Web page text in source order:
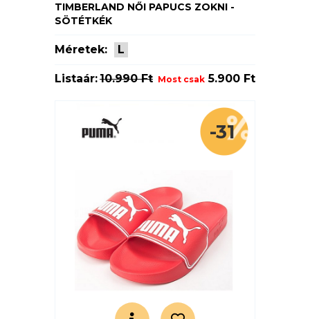
TIMBERLAND NŐI PAPUCS ZOKNI -
SÖTÉTKÉK
Méretek: L
Listaár:10.990 Ft Most csak 5.900 Ft
-31